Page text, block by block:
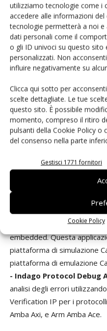
utilizziamo tecnologie come i
accedere alle informazioni
tecnologie permetterà a noi
dati personali come il
o gli ID univoci su questo sito
personalizzati. Non
influire negativamente su
Clicca qui sotto per
scelte dettagliate. Le tue
questo sito. È possibile
momento, compreso il ritiro
pulsanti della Cookie Policy o
del consenso nella parte
Gestisci 1771 fornitori
Cookie Policy
tempo necessario per
supporta attività di analisi
a sistemi integrati come i
motori di verifica di
un'unica e coerente
testbench, IP di verifica e
apprendimento sono ridotti
rapido passaggio
all’altro. La piattaforma
integrate:
- Indago Debug Analyzer
di effettuare Rca su
(Ieee1666) e
funzionalità interattive di
- Indago Embedded
sincronizza il debug dei
software per individuare gli
embedded. Questa
piattaforma di simulazione
piattaforma di emulazione
- Indago Protocol Debug
analisi degli errori
Verification IP per i
Amba Axi, e Arm Amba Ace.